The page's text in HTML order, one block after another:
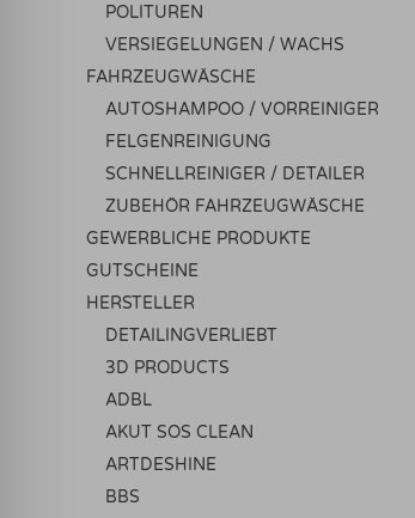
POLITUREN
VERSIEGELUNGEN / WACHS
FAHRZEUGWÄSCHE
AUTOSHAMPOO / VORREINIGER
FELGENREINIGUNG
SCHNELLREINIGER / DETAILER
ZUBEHÖR FAHRZEUGWÄSCHE
GEWERBLICHE PRODUKTE
GUTSCHEINE
HERSTELLER
DETAILINGVERLIEBT
3D PRODUCTS
ADBL
AKUT SOS CLEAN
ARTDESHINE
BBS